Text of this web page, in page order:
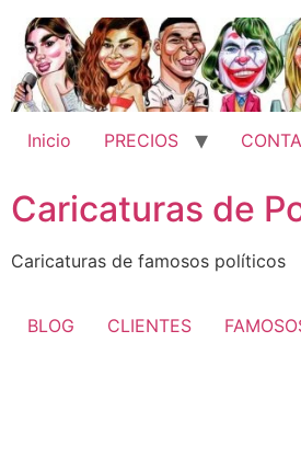
contenido
Inicio PRECIOS
Caricaturas de
Caricaturas de famosos políticos
BLOG CLIENTES